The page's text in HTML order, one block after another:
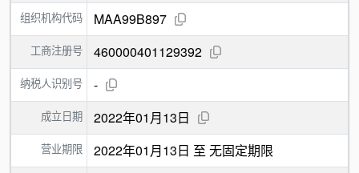
组织机构代码 MAA99B897
工商注册号 460000401129392
纳税人识别号 -
成立日期 2022年01月13日
营业期限 2022年01月13日 至 无固定期限